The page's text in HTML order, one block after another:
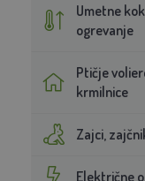
Umetne
ogrevanje
Ptičje
krmilnice
Zajci,
Električne